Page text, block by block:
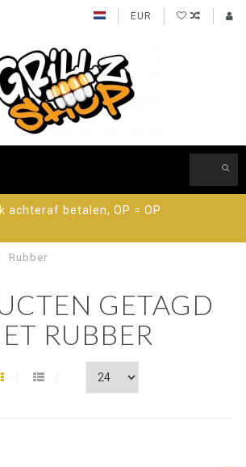
EUR
achteraf betalen, OP = OP
Rubber
GETAGD
RUBBER